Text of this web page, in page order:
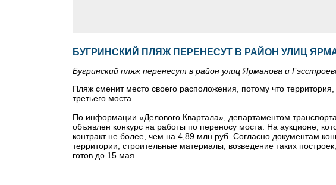
БУГРИНСКИЙ ПЛЯЖ ПЕРЕНЕСУТ В РАЙОН УЛИЦ
Бугринский пляж перенесут в район улиц Ярманова и
Пляж сменит место своего расположения, потому что
третьего моста.
По информации «Делового Квартала», департаментом
объявлен конкурс на работы по переносу моста. На аукционе,
контракт не более, чем на 4,89 млн руб. Согласно документам
территории, строительные материалы, возведение таких
готов до 15 мая.